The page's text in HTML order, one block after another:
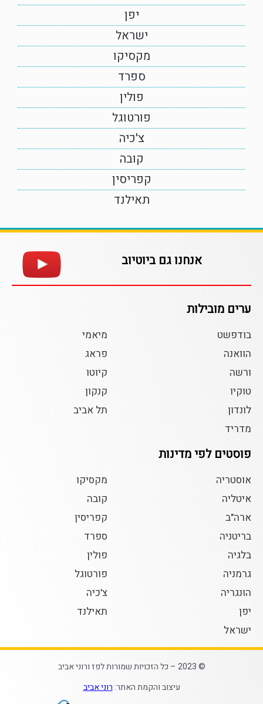
יפן
ישראל
מקסיקו
ספרד
פולין
פורטוגל
צ'כיה
קובה
קפריסין
תאילנד
אנחנו גם ביוטיוב
ערים מובילות
בודפשט
הוואנה
ורשה
טוקיו
לונדון
מדריד
מיאמי
פראג
קיוטו
קנקון
תל אביב
פוסטים לפי מדינות
אוסטריה
איטליה
ארה"ב
בריטניה
בלגיה
גרמניה
הונגריה
יפן
ישראל
מקסיקו
קובה
קפריסין
ספרד
פולין
פורטוגל
צ'כיה
תאילנד
© 2023 – כל הזכויות שמורות לפז ורוני אביב
עיצוב והקמת האתר: רוני אביב